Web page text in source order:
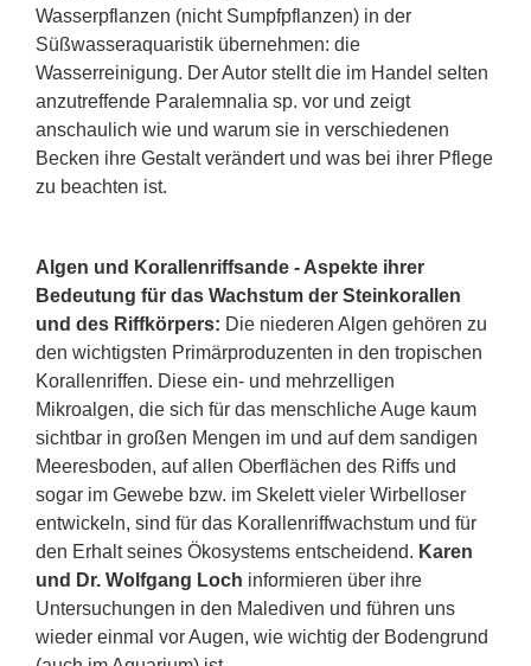
Wasserpflanzen (nicht Sumpfpflanzen) in der
Süßwasseraquaristik übernehmen: die
Wasserreinigung. Der Autor stellt die im Handel selten
anzutreffende Paralemnalia sp. vor und zeigt
anschaulich wie und warum sie in verschiedenen
Becken ihre Gestalt verändert und was bei ihrer Pflege
zu beachten ist.
Algen und Korallenriffsande - Aspekte ihrer
Bedeutung für das Wachstum der Steinkorallen
und des Riffkörpers: Die niederen Algen gehören zu
den wichtigsten Primärproduzenten in den tropischen
Korallenriffen. Diese ein- und mehrzelligen
Mikroalgen, die sich für das menschliche Auge kaum
sichtbar in großen Mengen im und auf dem sandigen
Meeresboden, auf allen Oberflächen des Riffs und
sogar im Gewebe bzw. im Skelett vieler Wirbelloser
entwickeln, sind für das Korallenriffwachstum und für
den Erhalt seines Ökosystems entscheidend. Karen
und Dr. Wolfgang Loch informieren über ihre
Untersuchungen in den Malediven und führen uns
wieder einmal vor Augen, wie wichtig der Bodengrund